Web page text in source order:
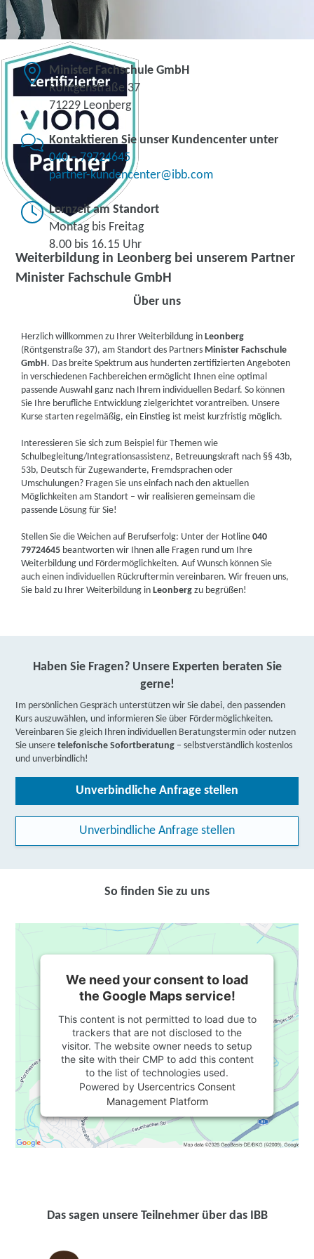
Weiterbildung in Leonberg bei unserem Partner
Minister Fachschule GmbH
Minister Fachschule GmbH
Röntgenstraße 37
71229 Leonberg
Kontaktieren Sie unser Kundencenter unter
040 – 79724645
partner-kundencenter@ibb.com
Lernzeit am Standort
Montag bis Freitag
8.00 bis 16.15 Uhr
Über uns
Herzlich willkommen zu Ihrer Weiterbildung inLeonberg
(Röntgenstraße 37), am Standort des Partners Minister Fachschule
GmbH. Das breite Spektrum aus hunderten zertifizierten Angeboten
in verschiedenen Fachbereichen ermöglicht Ihnen eine optimal
passende Auswahl ganz nach Ihrem individuellen Bedarf. So können
Sie Ihre berufliche Entwicklung zielgerichtet vorantreiben. Unsere
Kurse starten regelmäßig, ein Einstieg ist meist kurzfristig möglich.
Interessieren Sie sich zum Beispiel für Themen wie
Schulbegleitung/Integrationsassistenz, Betreuungskraft nach §§ 43b,
53b, Deutsch für Zugewanderte, Fremdsprachen oder
Umschulungen? Fragen Sie uns einfach nach den aktuellen
Möglichkeiten am Standort – wir realisieren gemeinsam die
passende Lösung für Sie!
Stellen Sie die Weichen auf Berufserfolg: Unter der Hotline040
79724645 beantworten wir Ihnen alle Fragen rund um Ihre
Weiterbildung und Fördermöglichkeiten. Auf Wunsch können Sie
auch einen individuellen Rückruftermin vereinbaren. Wir freuen uns,
Sie bald zu Ihrer Weiterbildung inLeonberg zu begrüßen!
Haben Sie Fragen? Unsere Experten beraten Sie
gerne!
Im persönlichen Gespräch unterstützen wir Sie dabei, den passenden
Kurs auszuwählen, und informieren Sie über Fördermöglichkeiten.
Vereinbaren Sie gleich Ihren individuellen Beratungstermin oder nutzen
Sie unseretelefonische Sofortberatung – selbstverständlich kostenlos
und unverbindlich!
Unverbindliche Anfrage stellen
Unverbindliche Anfrage stellen
So finden Sie zu uns
We need your consent to load
the Google Maps service!
This content is not permitted to load due to
trackers that are not disclosed to the
visitor. The website owner needs to setup
the site with their CMP to add this content
to the list of technologies used.
Powered by Usercentrics Consent
Management Platform
Das sagen unsere Teilnehmer über das IBB